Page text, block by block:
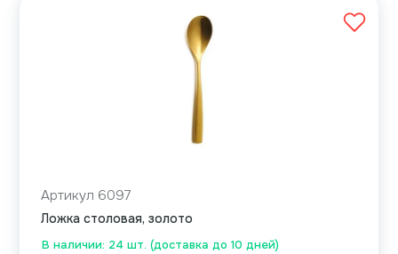
В наличии: 24 шт. (доставка до 10 дней)
Артикул 6097
Ложка столовая, золото